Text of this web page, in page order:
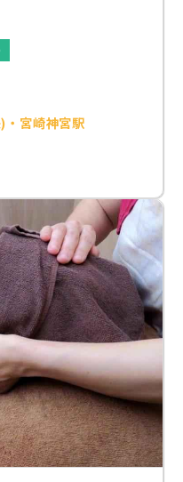
宮崎神宮駅